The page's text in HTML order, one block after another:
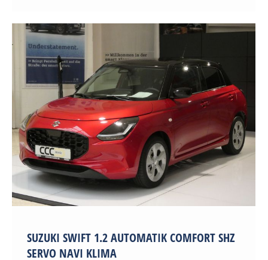
SUZUKI SWIFT 1.2 AUTOMATIK COMFORT SHZ
SERVO NAVI KLIMA